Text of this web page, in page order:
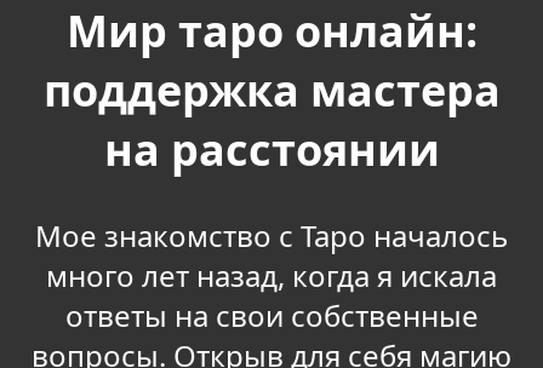
Мир таро онлайн:
поддержка мастера
на расстоянии
Мое знакомство с Таро началось
много лет назад, когда я искала
ответы на свои собственные
вопросы. Открыв для себя магию